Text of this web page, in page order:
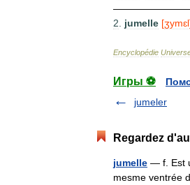
2
jumelle [ʒymɛl
Encyclopédie
Игры ⚽
jumeler
Regardez
jumelle — f. Est
mesme ventrée